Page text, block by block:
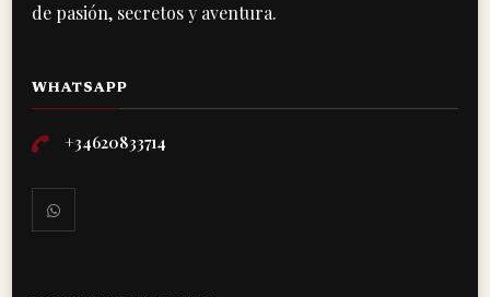
de pasión, secretos y aventura.
WHATSAPP
+34620833714